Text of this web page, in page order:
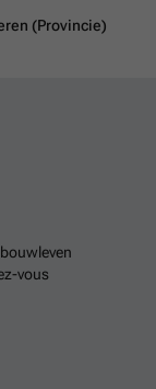
(Provincie)
vous